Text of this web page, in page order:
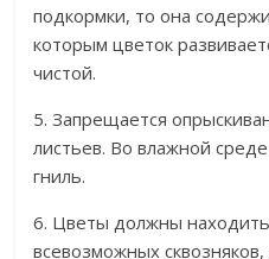
подкормки, то она
которым цветок
чистой.
5. Запрещается
листьев. Во влажной
гниль.
6. Цветы должны
всевозможных